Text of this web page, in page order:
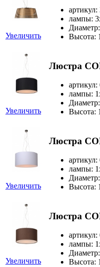
Увеличить
артикул:
лампы:
Высота:
Увеличить
Люстра
лампы:
Высота:
Увеличить
Люстра
артикул:
лампы:
Высота:
Увеличить
Люстра
лампы:
Высота: